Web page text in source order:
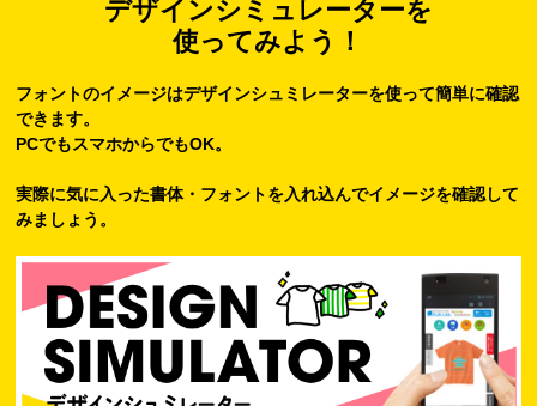
デザインシミュレーターを
使ってみよう！
フォントのイメージはデザインシュミレーターを使って簡単に確認
できます。
PCでもスマホからでもOK。
実際に気に入った書体・フォントを入れ込んでイメージを確認して
みましょう。